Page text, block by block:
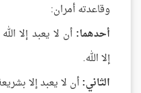
وقاعدته أمران:
أحدهما: أن لا يعبد إلا
إلا الله.
الثاني:أن لا يعبد إلا